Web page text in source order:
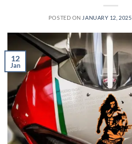
POSTED ON JANUARY 12, 2025
12
Jan